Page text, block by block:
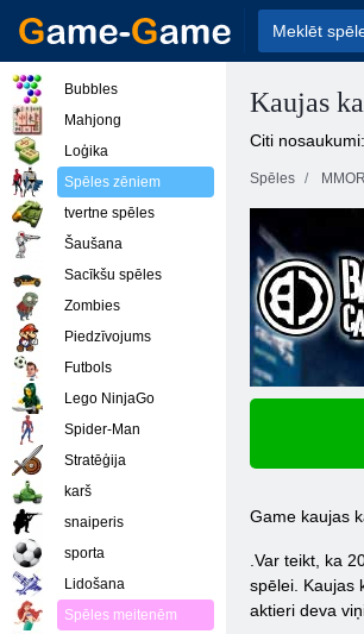
Kaujas
Citi
Spēles
Game kaujas
.Var teikt, ka
spēlei. Kaujas
aktieri deva
Bubbles
Mahjong
Loģika
Spēles zēniem
tvertne spēles
Šaušana
Sacīkšu spēles
Zombies
Piedzīvojums
Futbols
Lego NinjaGo
Spider-Man
Stratēģija
karš
snaiperis
sporta
Lidošana
Spēles meitenēm